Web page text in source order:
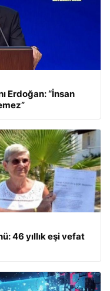
Erdoğan: “İnsan
46 yıllık eşi vefat